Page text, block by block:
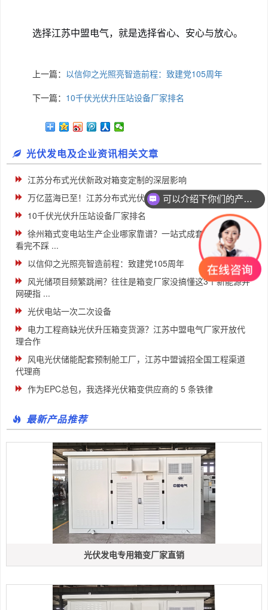
选择江苏中盟电气，就是选择省心、安心与放心。
上一篇： 以信仰之光照亮智造前程：致建党105周年
下一篇： 10千伏光伏升压站设备厂家排名
光伏发电及企业资讯相关文章
江苏分布式光伏新政对箱变定制的深层影响
万亿蓝海已至！江苏分布式光伏“翻倍”目标下的箱变机遇
10千伏光伏升压站设备厂家排名
徐州箱式变电站生产企业哪家靠谱？一站式成套制造对比，
看完不踩 ...
以信仰之光照亮智造前程：致建党105周年
风光储项目频繁跳闸？往往是箱变厂家没搞懂这3个新能源并
网硬指 ...
光伏电站一次二次设备
电力工程商缺光伏升压箱变货源？江苏中盟电气厂家开放代
理合作
风电光伏储能配套预制舱工厂，江苏中盟诚招全国工程渠道
代理商
作为EPC总包，我选择光伏箱变供应商的 5 条铁律
最新产品推荐
光伏发电专用箱变厂家直销
你们是怎么收费的呢